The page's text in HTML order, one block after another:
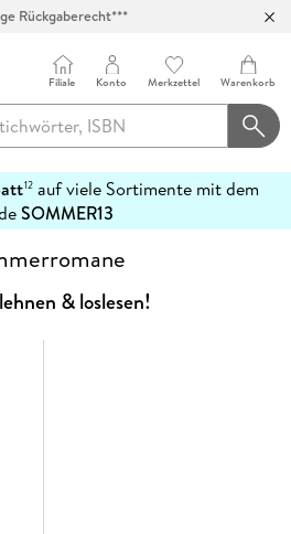
Rückgaberecht***
Filiale Konto Merkzettel Warenkorb
12auf viele Sortimente mit dem
SOMMER13
& loslesen!